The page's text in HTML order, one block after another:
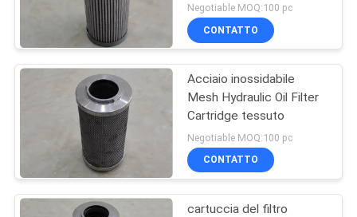
Negotiable MOQ:100 pc
CONTATTO
Acciaio inossidabile
Mesh Hydraulic Oil Filter
Cartridge tessuto
Negotiable MOQ:100 pc
CONTATTO
cartuccia del filtro